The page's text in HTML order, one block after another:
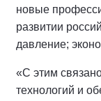
новые
развитии
давление;
«С этим
технологий и